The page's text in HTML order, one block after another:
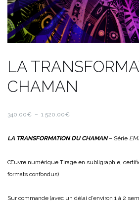
LA
CHAMAN
340,00€ – 1 520,00€
prix :
à
LA TRANSFORMATION DU CHAMAN– Série
Œuvre numérique Tirage en subligraphie,
formats confondus)
Sur commande (avec un délai d’environ 1 à 2